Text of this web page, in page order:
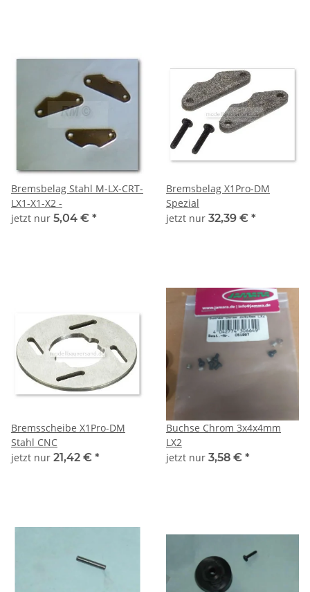
Bremsbelag Stahl M-LX-CRT-
LX1-X1-X2 -
jetzt nur 5,04 € *
Bremsbelag X1Pro-DM
Spezial
jetzt nur 32,39 € *
Bremsscheibe X1Pro-DM
Stahl CNC
jetzt nur 21,42 € *
Buchse Chrom 3x4x4mm
LX2
jetzt nur 3,58 € *